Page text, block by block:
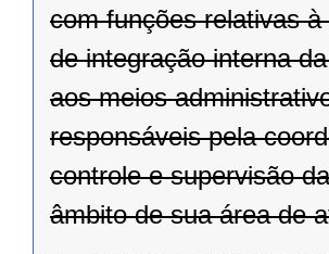
com funções relativas
de integração interna
aos meios
responsáveis pela
controle e supervisão
âmbito de sua área de